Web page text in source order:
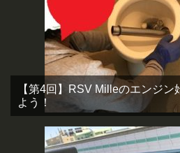
【第4回】RSV Milleのエンジ
よう！